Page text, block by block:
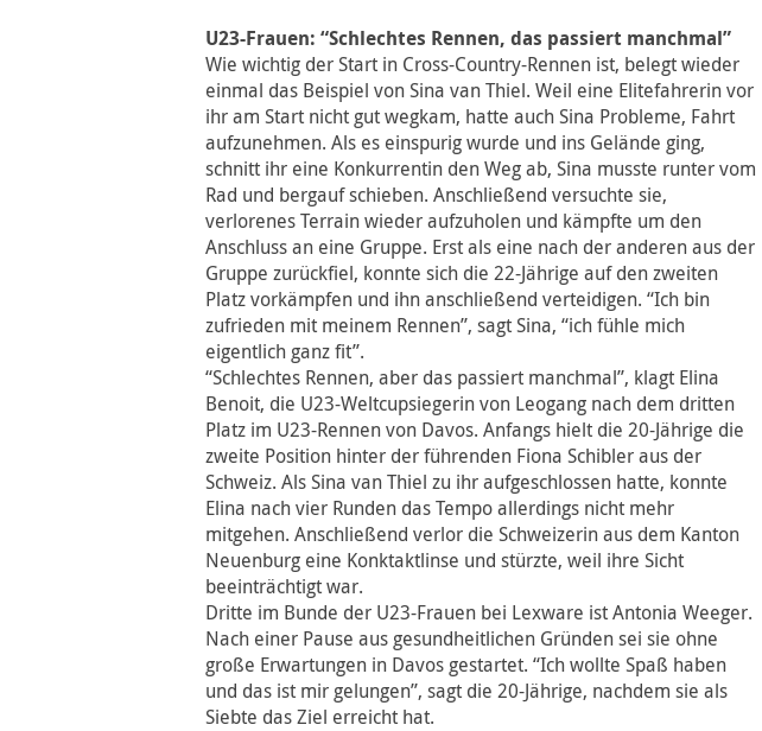
U23-Frauen: “Schlechtes Rennen, das passiert manchmal”
Wie wichtig der Start in Cross-Country-Rennen ist, belegt wieder
einmal das Beispiel von Sina van Thiel. Weil eine Elitefahrerin vor
ihr am Start nicht gut wegkam, hatte auch Sina Probleme, Fahrt
aufzunehmen. Als es einspurig wurde und ins Gelände ging,
schnitt ihr eine Konkurrentin den Weg ab, Sina musste runter vom
Rad und bergauf schieben. Anschließend versuchte sie,
verlorenes Terrain wieder aufzuholen und kämpfte um den
Anschluss an eine Gruppe. Erst als eine nach der anderen aus der
Gruppe zurückfiel, konnte sich die 22-Jährige auf den zweiten
Platz vorkämpfen und ihn anschließend verteidigen. “Ich bin
zufrieden mit meinem Rennen”, sagt Sina, “ich fühle mich
eigentlich ganz fit”.
“Schlechtes Rennen, aber das passiert manchmal”, klagt Elina
Benoit, die U23-Weltcupsiegerin von Leogang nach dem dritten
Platz im U23-Rennen von Davos. Anfangs hielt die 20-Jährige die
zweite Position hinter der führenden Fiona Schibler aus der
Schweiz. Als Sina van Thiel zu ihr aufgeschlossen hatte, konnte
Elina nach vier Runden das Tempo allerdings nicht mehr
mitgehen. Anschließend verlor die Schweizerin aus dem Kanton
Neuenburg eine Konktaktlinse und stürzte, weil ihre Sicht
beeinträchtigt war.
Dritte im Bunde der U23-Frauen bei Lexware ist Antonia Weeger.
Nach einer Pause aus gesundheitlichen Gründen sei sie ohne
große Erwartungen in Davos gestartet. “Ich wollte Spaß haben
und das ist mir gelungen”, sagt die 20-Jährige, nachdem sie als
Siebte das Ziel erreicht hat.